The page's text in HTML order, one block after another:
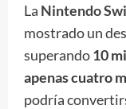
La Nintendo
mostrado un
superando10
apenas cuatro
podría